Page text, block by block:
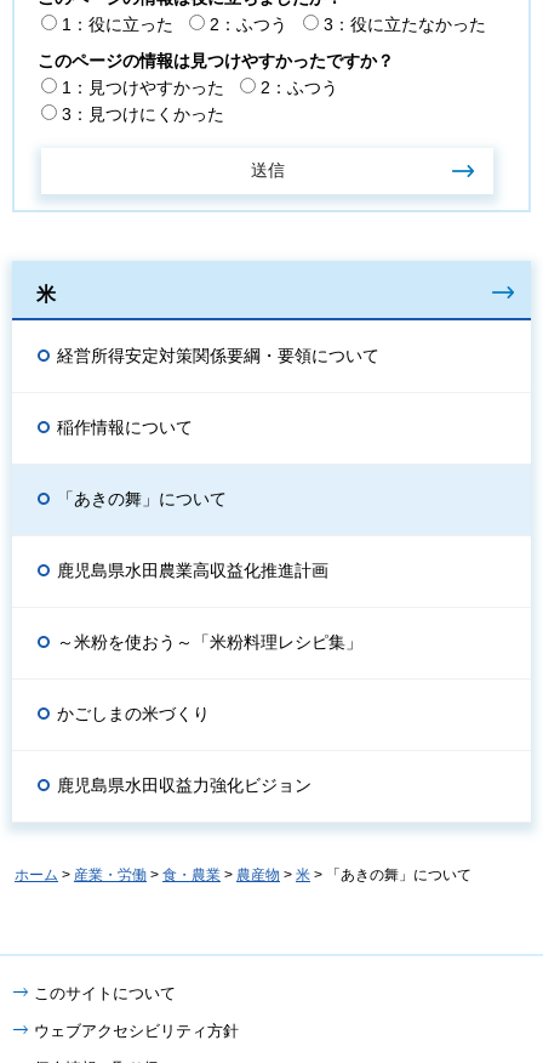
1：役に立った
2：ふつう
3：役に立たなかった
このページの情報は見つけやすかったですか？
1：見つけやすかった
2：ふつう
3：見つけにくかった
米
経営所得安定対策関係要綱・要領について
稲作情報について
「あきの舞」について
鹿児島県水田農業高収益化推進計画
～米粉を使おう～「米粉料理レシピ集」
かごしまの米づくり
鹿児島県水田収益力強化ビジョン
ホーム > 産業・労働 > 食・農業 > 農産物 > 米 > 「あきの舞」について
このサイトについて
ウェブアクセシビリティ方針